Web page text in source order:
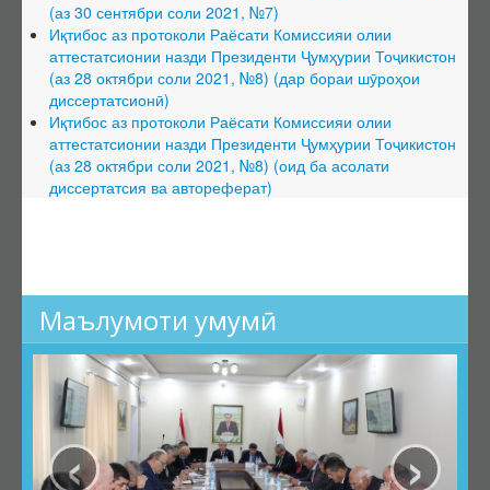
Ҳимояи якдаъфаина
Фармоишҳо оид ба боздоштани фаъолияти ШД
Фармоишҳо оид ба тамдиди фаъолияти ШД
Номгӯи ҳуҷҷатҳо оид ба тамдиди ШД
Шӯроҳои экспертӣ (ШЭ)
Низомнома
Иттилоот аз ШЭ
Дараҷаҳои илмӣ
Тартиби додани дараҷа ва унвонҳои илмӣ
Феҳристи ҳуҷҷатҳои дараҷаи илмӣ
Фармоишҳо оид ба додани дараҷаи илмӣ
Фармоишҳо оид ба маҳрумсозии дараҷаи илмӣ
(аз 30 сентябри соли 2021, №7)
Иқтибос аз протоколи Раёсати Комиссияи олии
аттестатсионии назди Президенти Ҷумҳурии Тоҷикистон
(аз 28 октябри соли 2021, №8) (дар бораи шӯроҳои
диссертатсионӣ)
Иқтибос аз протоколи Раёсати Комиссияи олии
аттестатсионии назди Президенти Ҷумҳурии Тоҷикистон
(аз 28 октябри соли 2021, №8) (оид ба асолати
диссертатсия ва автореферат)
Маълумоти умумӣ
‹ ›